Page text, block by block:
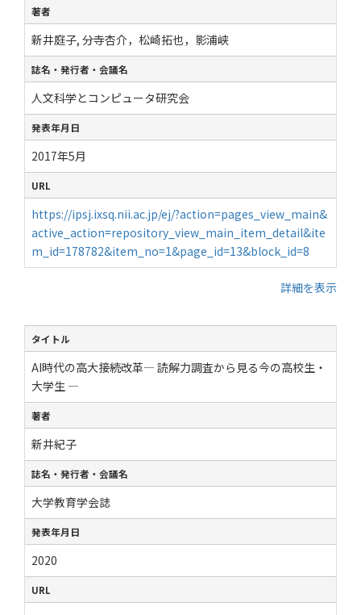
著者
新井庭子, 分寺杏介，松崎拓也，影浦峡
誌名・発行者・会議名
人文科学とコンピュータ研究会
発表年月日
2017年5月
URL
https://ipsj.ixsq.nii.ac.jp/ej/?action=pages_view_main&
active_action=repository_view_main_item_detail&ite
m_id=178782&item_no=1&page_id=13&block_id=8
詳細を表示
タイトル
AI時代の高大接続改革― 読解力調査から見る今の高校生・
大学生 ―
著者
新井紀子
誌名・発行者・会議名
大学教育学会誌
発表年月日
2020
URL